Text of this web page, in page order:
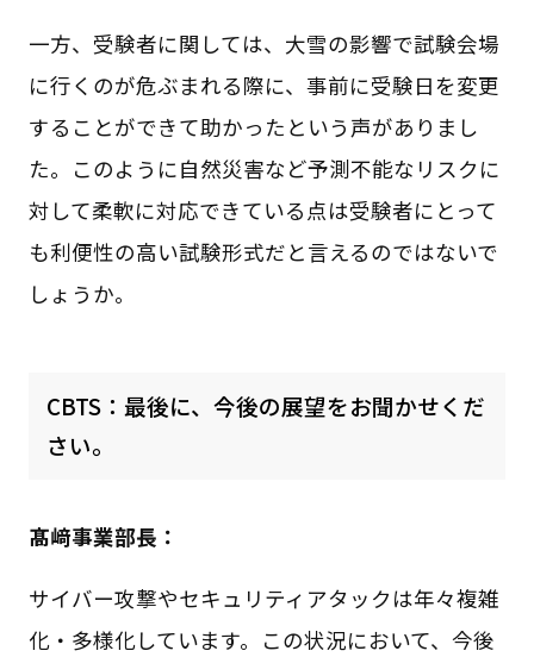
一方、受験者に関しては、大雪の影響で試験会場
に行くのが危ぶまれる際に、事前に受験日を変更
することができて助かったという声がありまし
た。このように自然災害など予測不能なリスクに
対して柔軟に対応できている点は受験者にとって
も利便性の高い試験形式だと言えるのではないで
しょうか。
CBTS：最後に、今後の展望をお聞かせくだ
さい。
髙﨑事業部長：
サイバー攻撃やセキュリティアタックは年々複雑
化・多様化しています。この状況において、今後